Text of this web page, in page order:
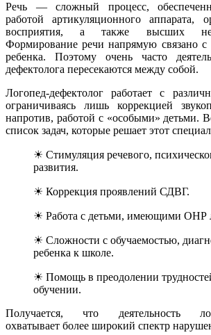
Речь — сложный процесс,
работой артикуляционного аппарата,
восприятия, а также высших
Формирование речи напрямую связано с
ребенка. Поэтому очень часто
дефектолога пересекаются между собой.
Логопед-дефектолог работает с
ограничиваясь лишь коррекцией
напротив, работой с «особыми» детьми.
список задач, которые решает этот
☀ Стимуляция речевого,
развития.
☀ Коррекция проявлений СДВГ.
☀ Работа с детьми, имеющими ОНР
☀ Сложности с обучаемостью,
ребенка к школе.
☀ Помощь в преодолении
обучении.
Получается, что деятельность
охватывает более широкий спектр